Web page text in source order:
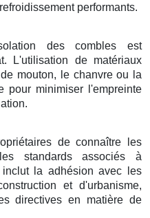
performants.
des combles est
L'utilisation de matériaux
mouton, le chanvre ou la
pour minimiser l'empreinte
de connaître les
standards associés à
la adhésion avec les
et d'urbanisme,
directives en matière de